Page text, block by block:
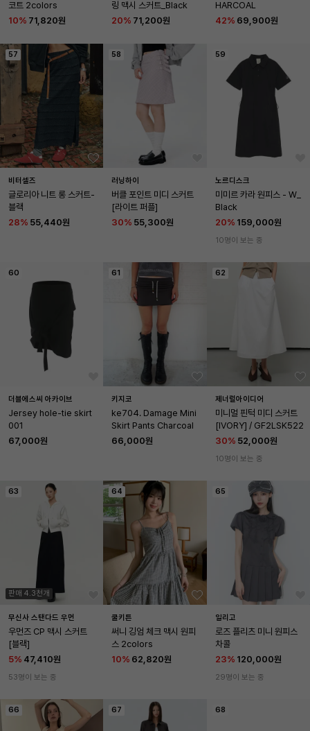
코트 2colors
10% 71,820원
링 맥시 스커트_Black
20% 71,200원
HARCOAL
42% 69,900원
57
비터셀즈
글로리아 니트 롱 스커트-
블랙
28% 55,440원
58
러닝하이
버클 포인트 미디 스커트
[라이트 퍼플]
30% 55,300원
59
노르디스크
미미르 카라 원피스 - W_
Black
20% 159,000원
10명이 보는 중
60
더블에스씨 아카이브
Jersey hole-tie skirt
001
67,000원
61
키지코
ke704. Damage Mini
Skirt Pants Charcoal
66,000원
62
제너럴아이디어
미니멀 핀턱 미디 스커트
[IVORY] / GF2LSK522
30% 52,000원
10명이 보는 중
63
판매 4.3천개
무신사 스탠다드 우먼
우먼즈 CP 맥시 스커트
[블랙]
5% 47,410원
53명이 보는 중
64
쿨키튼
써니 깅엄 체크 맥시 원피
스 2colors
10% 62,820원
65
일리고
로즈 플리츠 미니 원피스
차콜
23% 120,000원
29명이 보는 중
66 67 68